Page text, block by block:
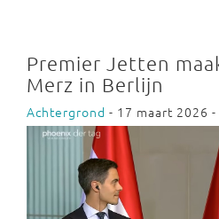
Premier Jetten
Merz in Berlijn
Achtergrond - 17 maart 2026